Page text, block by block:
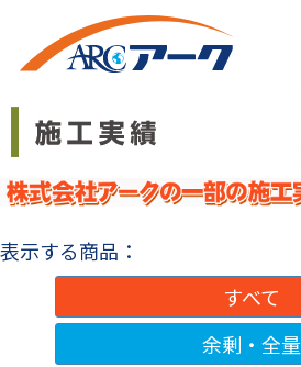
表示する商品：
すべて
余剰・全量